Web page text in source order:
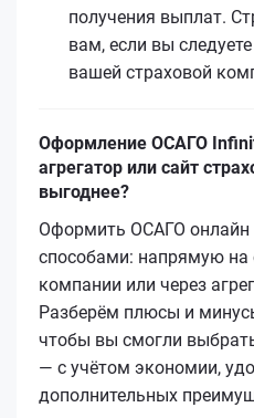
получения выплат.
вам, если вы
вашей страховой
Оформление ОСАГО
агрегатор или сайт
выгоднее?
Оформить ОСАГО
способами: напрямую на
компании или через
Разберём плюсы и
чтобы вы смогли
— с учётом экономии,
дополнительных